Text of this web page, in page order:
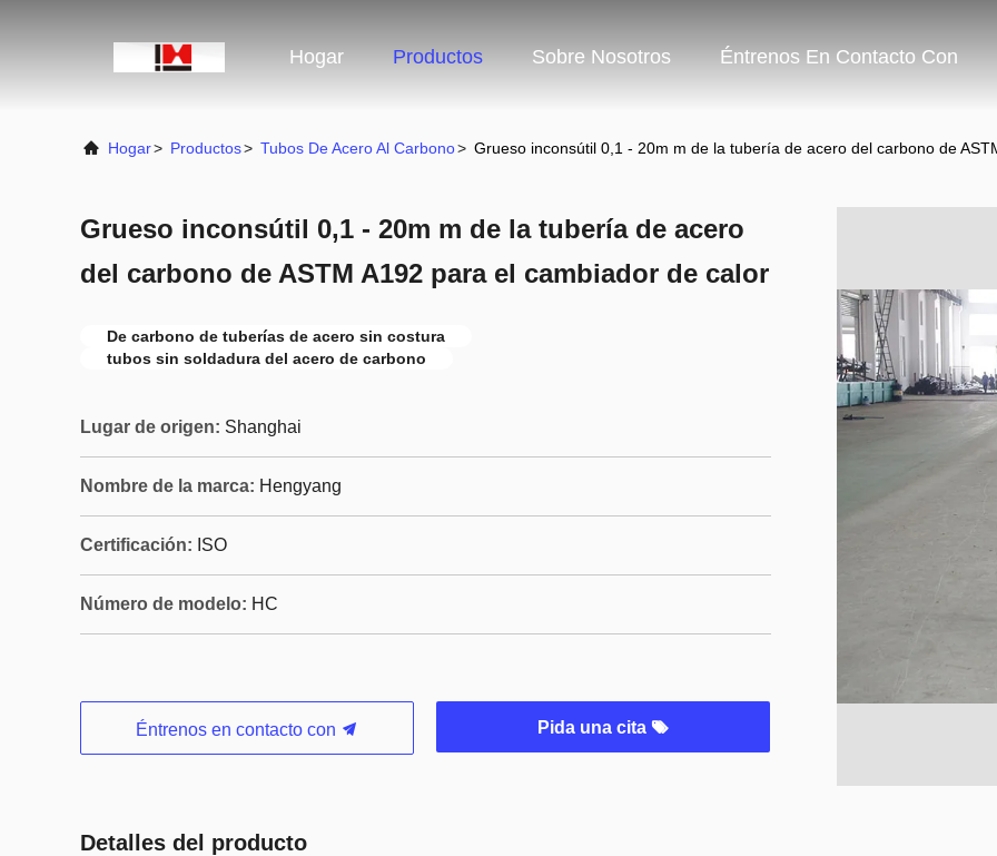
Hogar Productos Sobre Nosotros Éntrenos En Contacto Con
Hogar> Productos> Tubos De Acero Al Carbono> Grueso inconsútil 0,1 - 20m m de la tubería de acero del carbono de
Grueso inconsútil 0,1 - 20m m de la tubería de acero
del carbono de ASTM A192 para el cambiador de calor
De carbono de tuberías de acero sin costura
tubos sin soldadura del acero de carbono
Lugar de origen: Shanghai
Nombre de la marca: Hengyang
Certificación: ISO
Número de modelo: HC
Éntrenos en contacto con Pida una cita
Detalles del producto